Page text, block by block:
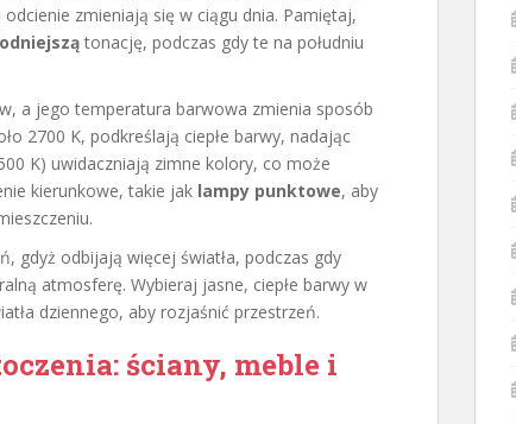
zmieniają się w ciągu dnia. Pamiętaj,
tonację, podczas gdy te na południu
a jego temperatura barwowa zmienia sposób
2700 K, podkreślają ciepłe barwy, nadając
K) uwidaczniają zimne kolory, co może
kierunkowe, takie jak lampy punktowe, aby
gdyż odbijają więcej światła, podczas gdy
atmosferę. Wybieraj jasne, ciepłe barwy w
dziennego, aby rozjaśnić przestrzeń.
ściany, meble i